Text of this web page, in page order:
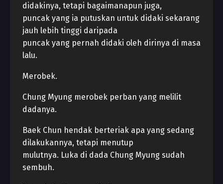
didakinya, tetapi bagaimanapun juga,
puncak yang ia putuskan untuk didaki sekarang
jauh lebih tinggi daripada
puncak yang pernah didaki oleh dirinya di masa
lalu.
Merobek.
Chung Myung merobek perban yang melilit
dadanya.
Baek Chun hendak berteriak apa yang sedang
dilakukannya, tetapi menutup
mulutnya. Luka di dada Chung Myung sudah
sembuh.